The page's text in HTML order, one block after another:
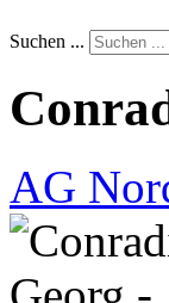
Suchen ...
AG